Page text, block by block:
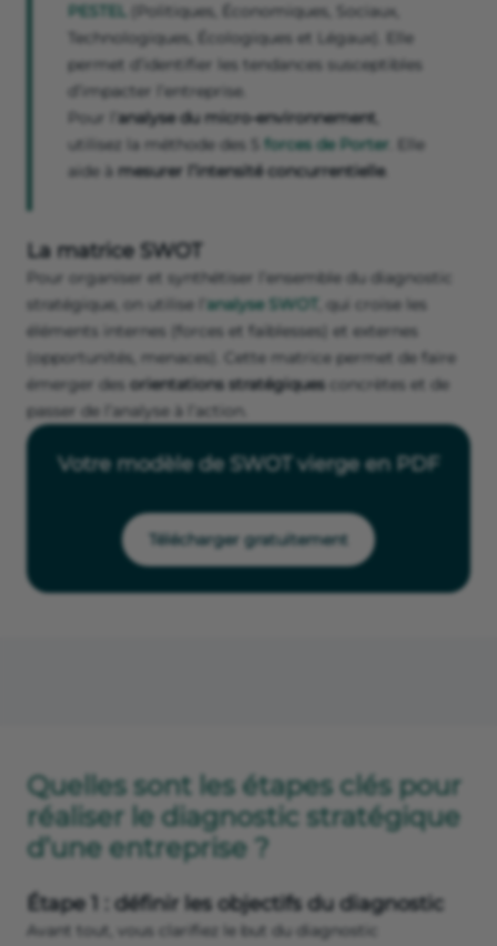
PESTEL (Politiques, Économiques, Sociaux,
Technologiques, Écologiques et Légaux). Elle
permet d’identifier les tendances susceptibles
d’impacter l’entreprise.
Pour l’ analyse du micro-environnement
utilisez la méthode des 5 forces de Porter . Elle
aide à mesurer l’intensité concurrentielle.
La matrice SWOT
Pour organiser et synthétiser l’ensemble du diagnostic
stratégique, on utilise l’ analyse SWOT
, qui croise les
éléments internes (forces et faiblesses) et externes
(opportunités, menaces). Cette matrice permet de faire
émerger des orientations stratégiques concrètes et de
passer de l’analyse à l’action.
Votre modèle de SWOT vierge en PDF
Télécharger gratuitement
Quelles sont les étapes clés pour
réaliser le diagnostic stratégique
d’une entreprise ?
Étape 1 : définir les objectifs du diagnostic
Avant tout, vous clarifiez le but du diagnostic